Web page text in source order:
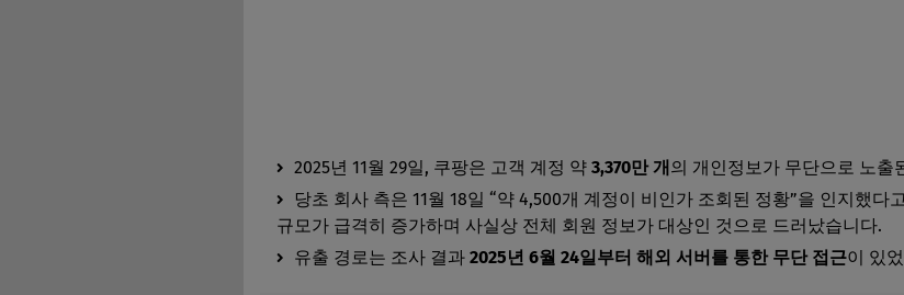
2025년 11월 29일, 쿠팡은 고객 계정 약 3,370만 개의 개인정보가 무단으로 노출
당초 회사 측은 11월 18일 “약 4,500개 계정이 비인가 조회된 정황”을 인지했
규모가 급격히 증가하며 사실상 전체 회원 정보가 대상인 것으로 드러났습니다.
유출 경로는 조사 결과 2025년 6월 24일부터 해외 서버를 통한 무단 접근이 있